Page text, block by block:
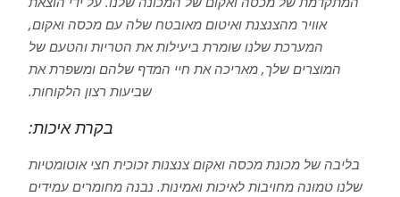
אוויר מהצנצנת ואיטום מאובטח שלה עם מכסה ואקום,
המערכת שלנו שומרת ביעילות את הטריות והטעם של
המוצרים שלך, מאריכה את חיי המדף שלהם ומשפרת את
שביעות רצון הלקוחות.
בקרת איכות:
בליבה של מכונת מכסה ואקום צנצנות זכוכית חצי אוטומטיות
שלנו טמונה מחויבות לאיכות ואמינות. נבנה מחומרים עמידים